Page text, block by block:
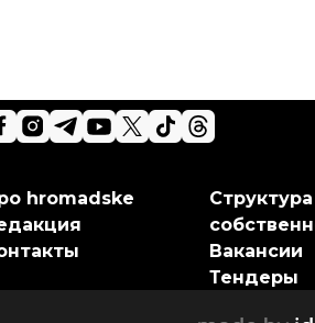
hromadske
Структура
Вакансии
Тендеры